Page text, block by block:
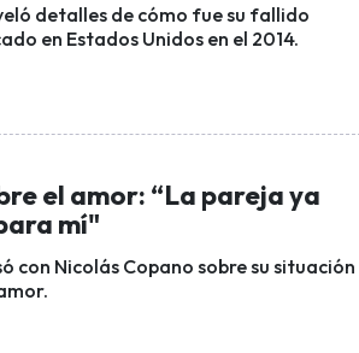
detalles de cómo fue su fallido
en Estados Unidos en el 2014.
el amor: “La pareja ya
mí"
con Nicolás Copano sobre su situación